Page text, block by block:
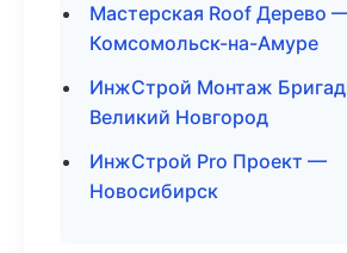
Мастерская Roof Дерево
Комсомольск-на-Амуре
ИнжСтрой Монтаж
Великий Новгород
ИнжСтрой Pro Проект —
Новосибирск